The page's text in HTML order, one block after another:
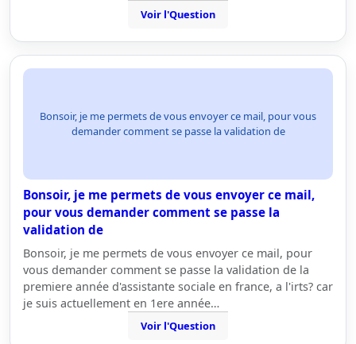
Voir l'Question
Bonsoir, je me permets de vous envoyer ce mail, pour vous
demander comment se passe la validation de
Bonsoir, je me permets de vous envoyer ce mail,
pour vous demander comment se passe la
validation de
Bonsoir, je me permets de vous envoyer ce mail, pour
vous demander comment se passe la validation de la
premiere année d'assistante sociale en france, a l'irts? car
je suis actuellement en 1ere année…
Voir l'Question